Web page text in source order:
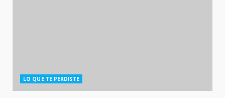
LO QUE TE PERDISTE